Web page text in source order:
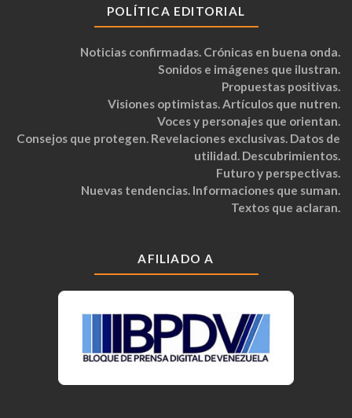
POLÍTICA EDITORIAL
Noticias confirmadas. Crónicas en buena onda.
Sonidos e imágenes que ilustran.
Propuestas positivas.
Visiones optimistas. Artículos que nutren.
Voces y personajes que orientan.
Consejos que protegen. Revelaciones exclusivas. Datos de
utilidad. Descubrimientos.
Futuro y perspectivas.
Nuevas tendencias. Informaciones que suman.
Textos que aclaran.
AFILIADO A